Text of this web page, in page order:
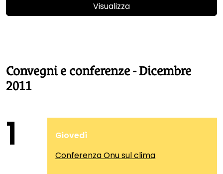
Visualizza
Convegni e conferenze - Dicembre
2011
1
Giovedì
Conferenza Onu sul clima